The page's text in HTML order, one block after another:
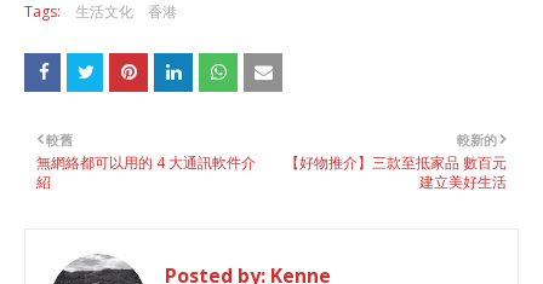
Tags: 生活文化 香港
較新的
【好物推介】三款至抵家品 數百元
建立美好生活
較舊
無網絡都可以用的 4 大通訊軟件介
紹
Posted by: Kenne